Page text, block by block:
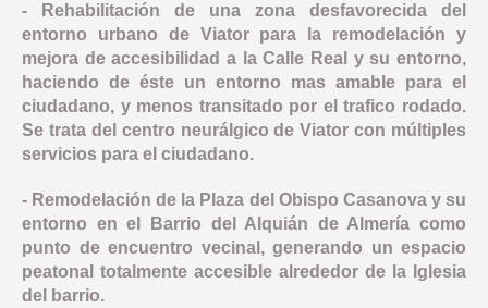
- Rehabilitación de una zona desfavorecida del
entorno urbano de Viator para la remodelación y
mejora de accesibilidad a la Calle Real y su entorno,
haciendo de éste un entorno mas amable para el
ciudadano, y menos transitado por el trafico rodado.
Se trata del centro neurálgico de Viator con múltiples
servicios para el ciudadano.
- Remodelación de la Plaza del Obispo Casanova y su
entorno en el Barrio del Alquián de Almería como
punto de encuentro vecinal, generando un espacio
peatonal totalmente accesible alrededor de la Iglesia
del barrio.